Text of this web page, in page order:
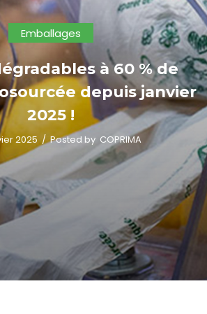
Emballages
à 60 % de
depuis janvier
2025 !
2025 / Posted by COPRIMA